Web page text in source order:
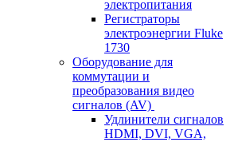
электропитания
Регистраторы
электроэнергии Fluke
1730
Оборудование для
коммутации и
преобразования видео
сигналов (AV)
Удлинители сигналов
HDMI, DVI, VGA,